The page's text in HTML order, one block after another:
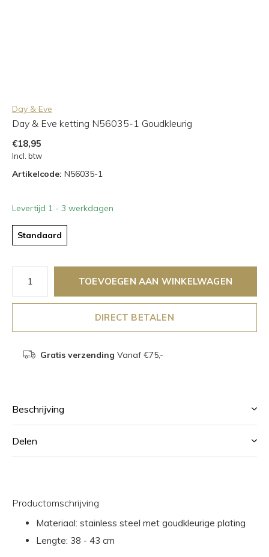
Day & Eve
Day & Eve ketting N56035-1 Goudkleurig
€18,95
Incl. btw
Artikelcode: N56035-1
Levertijd 1 - 3 werkdagen
Standaard
TOEVOEGEN AAN WINKELWAGEN
DIRECT BETALEN
Gratis verzending Vanaf €75,-
Beschrijving
Delen
Productomschrijving
Materiaal: stainless steel met goudkleurige plating
Lengte: 38 - 43 cm